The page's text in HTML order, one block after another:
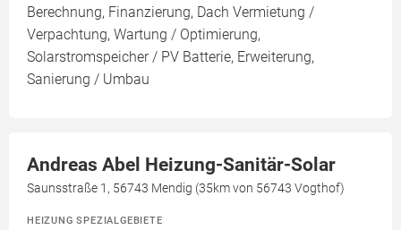
Berechnung, Finanzierung, Dach Vermietung /
Verpachtung, Wartung / Optimierung,
Solarstromspeicher / PV Batterie, Erweiterung,
Sanierung / Umbau
Andreas Abel Heizung-Sanitär-Solar
Saunsstraße 1, 56743 Mendig (35km von 56743 Vogthof)
HEIZUNG SPEZIALGEBIETE